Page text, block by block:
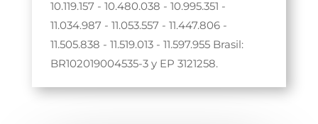
10.119.157 - 10.480.038 - 10.995.351 -
11.034.987 - 11.053.557 - 11.447.806-
11.505.838 - 11.519.013- 11.597.955 Brasil:
BR102019004535-3 y EP 3121258.